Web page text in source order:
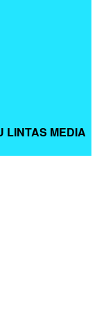
LINTAS MEDIA